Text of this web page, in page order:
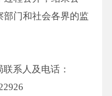
部门和社会各界的监
系人及电话：